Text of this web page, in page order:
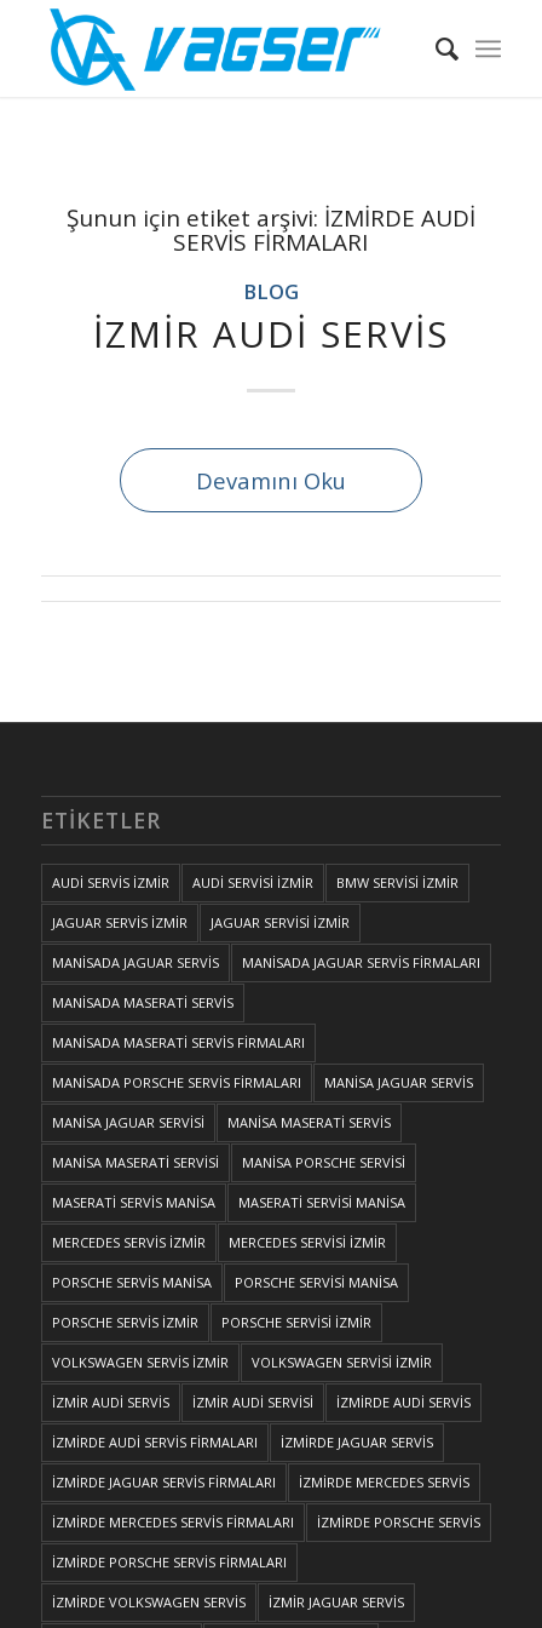
Şunun için etiket arşivi: İZMİRDE AUDİ
SERVİS FİRMALARI
BLOG
İZMİR AUDİ SERVİS
Devamını Oku
ETIKETLER
AUDİ SERVİS İZMİR AUDİ SERVİSİ İZMİR BMW SERVİSİ İZMİR
JAGUAR SERVİS İZMİR JAGUAR SERVİSİ İZMİR
MANİSADA JAGUAR SERVİS MANİSADA JAGUAR SERVİS FİRMALARI
MANİSADA MASERATİ SERVİS
MANİSADA MASERATİ SERVİS FİRMALARI
MANİSADA PORSCHE SERVİS FİRMALARI MANİSA JAGUAR SERVİS
MANİSA JAGUAR SERVİSİ MANİSA MASERATİ SERVİS
MANİSA MASERATİ SERVİSİ MANİSA PORSCHE SERVİSİ
MASERATİ SERVİS MANİSA MASERATİ SERVİSİ MANİSA
MERCEDES SERVİS İZMİR MERCEDES SERVİSİ İZMİR
PORSCHE SERVİS MANİSA PORSCHE SERVİSİ MANİSA
PORSCHE SERVİS İZMİR PORSCHE SERVİSİ İZMİR
VOLKSWAGEN SERVİS İZMİR VOLKSWAGEN SERVİSİ İZMİR
İZMİR AUDİ SERVİS İZMİR AUDİ SERVİSİ İZMİRDE AUDİ SERVİS
İZMİRDE AUDİ SERVİS FİRMALARI İZMİRDE JAGUAR SERVİS
İZMİRDE JAGUAR SERVİS FİRMALARI İZMİRDE MERCEDES SERVİS
İZMİRDE MERCEDES SERVİS FİRMALARI İZMİRDE PORSCHE SERVİS
İZMİRDE PORSCHE SERVİS FİRMALARI
İZMİRDE VOLKSWAGEN SERVİS İZMİR JAGUAR SERVİS